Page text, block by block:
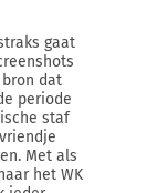
gaat
dat
periode
staf
Met als
het WK